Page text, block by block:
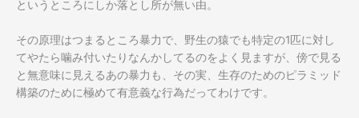
というところにしか落とし所が無い由。
その原理はつまるところ暴力で、野生の猿でも特定の1匹に対し
てやたら噛み付いたりなんかしてるのをよく見ますが、傍で見る
と無意味に見えるあの暴力も、その実、生存のためのピラミッド
構築のために極めて有意義な行為だってわけです。